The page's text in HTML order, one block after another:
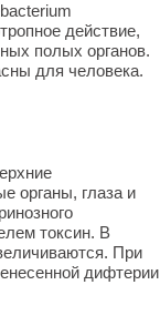
действие,
полых органов.
для человека.
органы, глаза и
токсин. В
При
дифтерии